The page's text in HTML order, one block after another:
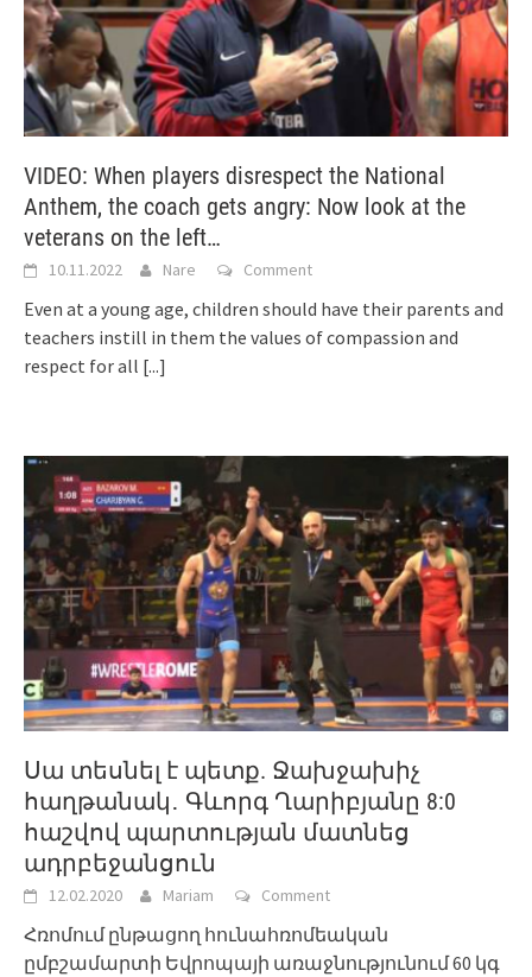
VIDEO: When players disrespect the National
Anthem, the coach gets angry: Now look at the
veterans on the left…
10.11.2022 Nare Comment
Even at a young age, children should have their parents and
teachers instill in them the values of compassion and
respect for all [...]
Սա տեսնել է պետք. Ջախջախիչ
հաղթանակ․ Գևորգ Ղարիբյանը 8:0
հաշվով պարտության մատնեց
ադրբեջանցուն
12.02.2020 Mariam Comment
Հռոմում ընթացող հունահռոմեական
ըմբշամարտի Եվրոպայի առաջնությունում 60 կգ